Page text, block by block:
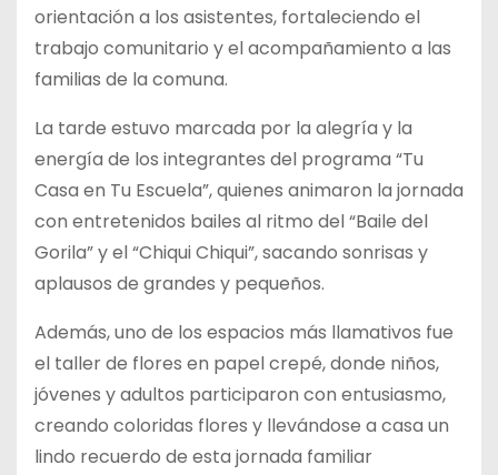
orientación a los asistentes, fortaleciendo el
trabajo comunitario y el acompañamiento a las
familias de la comuna.
La tarde estuvo marcada por la alegría y la
energía de los integrantes del programa “Tu
Casa en Tu Escuela”, quienes animaron la jornada
con entretenidos bailes al ritmo del “Baile del
Gorila” y el “Chiqui Chiqui”, sacando sonrisas y
aplausos de grandes y pequeños.
Además, uno de los espacios más llamativos fue
el taller de flores en papel crepé, donde niños,
jóvenes y adultos participaron con entusiasmo,
creando coloridas flores y llevándose a casa un
lindo recuerdo de esta jornada familiar